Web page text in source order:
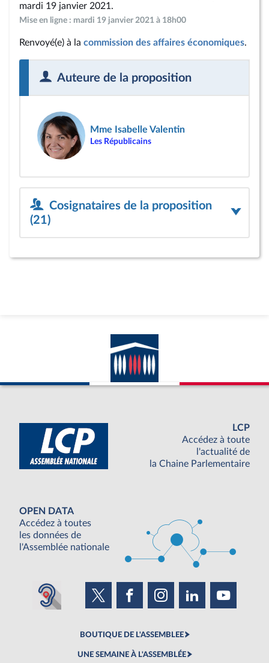
mardi 19 janvier 2021.
Mise en ligne : mardi 19 janvier 2021 à 18h00
Renvoyé(e) à la commission des affaires économiques.
Auteure de la proposition
Mme Isabelle Valentin
Les Républicains
Cosignataires de la proposition
(21)
LCP
Accédez à toute
l'actualité de
la Chaine Parlementaire
OPEN DATA
Accédez à toutes
les données de
l'Assemblée nationale
BOUTIQUE DE L'ASSEMBLEE
UNE SEMAINE À L'ASSEMBLÉE